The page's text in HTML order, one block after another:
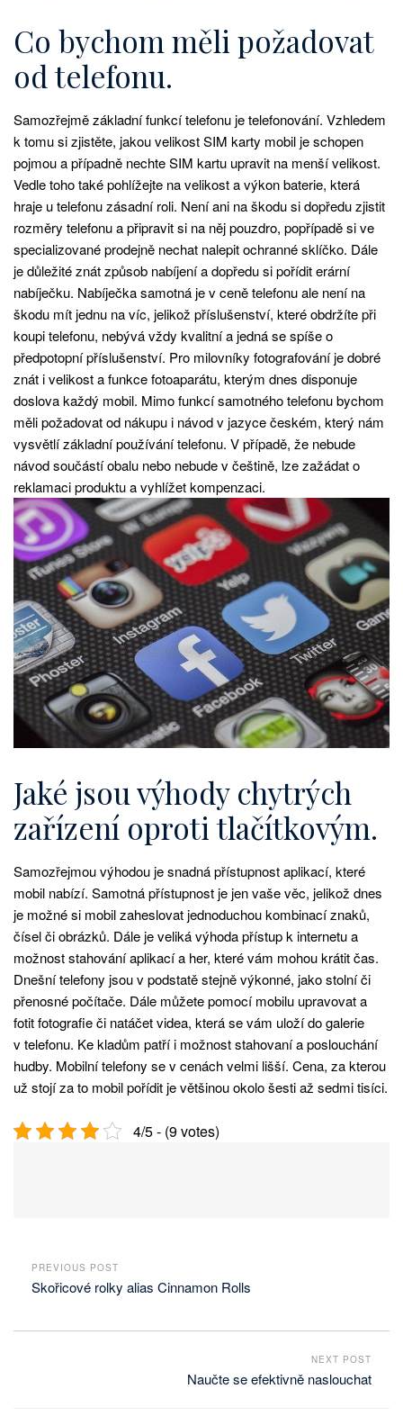
Co bychom měli požadovat
od telefonu.
Samozřejmě základní funkcí telefonu je telefonování. Vzhledem
k tomu si zjistěte, jakou velikost SIM karty mobil je schopen
pojmou a případně nechte SIM kartu upravit na menší velikost.
Vedle toho také pohlížejte na velikost a výkon baterie, která
hraje u telefonu zásadní roli. Není ani na škodu si dopředu zjistit
rozměry telefonu a připravit si na něj pouzdro, popřípadě si ve
specializované prodejně nechat nalepit ochranné sklíčko. Dále
je důležité znát způsob nabíjení a dopředu si pořídit erární
nabíječku. Nabíječka samotná je v ceně telefonu ale není na
škodu mít jednu na víc, jelikož příslušenství, které obdržíte při
koupi telefonu, nebývá vždy kvalitní a jedná se spíše o
předpotopní příslušenství. Pro milovníky fotografování je dobré
znát i velikost a funkce fotoaparátu, kterým dnes disponuje
doslova každý mobil. Mimo funkcí samotného telefonu bychom
měli požadovat od nákupu i návod v jazyce českém, který nám
vysvětlí základní používání telefonu. V případě, že nebude
návod součástí obalu nebo nebude v češtině, lze zažádat o
reklamaci produktu a vyhlížet kompenzaci.
Jaké jsou výhody chytrých
zařízení oproti tlačítkovým.
Samozřejmou výhodou je snadná přístupnost aplikací, které
mobil nabízí. Samotná přístupnost je jen vaše věc, jelikož dnes
je možné si mobil zaheslovat jednoduchou kombinací znaků,
čísel či obrázků. Dále je veliká výhoda přístup k internetu a
možnost stahování aplikací a her, které vám mohou krátit čas.
Dnešní telefony jsou v podstatě stejně výkonné, jako stolní či
přenosné počítače. Dále můžete pomocí mobilu upravovat a
fotit fotografie či natáčet videa, která se vám uloží do galerie
v telefonu. Ke kladům patří i možnost stahovaní a poslouchání
hudby. Mobilní telefony se v cenách velmi lišší. Cena, za kterou
už stojí za to mobil pořídit je většinou okolo šesti až sedmi tisíci.
4/5 - (9 votes)
PREVIOUS POST
Skořicové rolky alias Cinnamon Rolls
NEXT POST
Naučte se efektivně naslouchat